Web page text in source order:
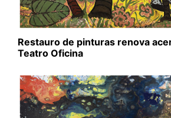
Restauro de pinturas renova
Teatro Oficina